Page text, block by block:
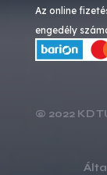
Az online
engedély
© 2022 KD